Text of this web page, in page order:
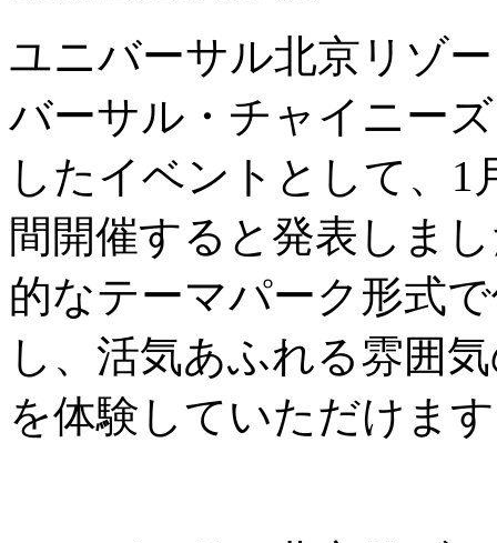
ユニバーサル北京リゾ
バーサル・チャイニー
したイベントとして、1
間開催すると発表しま
的なテーマパーク形式
し、活気あふれる雰囲
を体験していただけま